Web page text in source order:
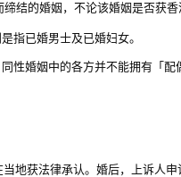
结的婚姻，不论该婚姻是否获香
指已婚男士及已婚妇女。
婚姻中的各方并不能拥有「配
地获法律承认。婚后，上诉人